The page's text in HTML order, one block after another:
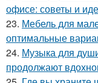
офисе: советы и
23. Мебель для
оптимальные
24. Музыка для
продолжают